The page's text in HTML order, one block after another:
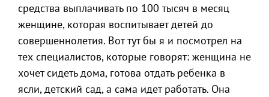
средства выплачивать по 100 тысяч в месяц
женщине, которая воспитывает детей до
совершеннолетия. Вот тут бы я и посмотрел на
тех специалистов, которые говорят: женщина не
хочет сидеть дома, готова отдать ребенка в
ясли, детский сад, а сама идет работать. Она